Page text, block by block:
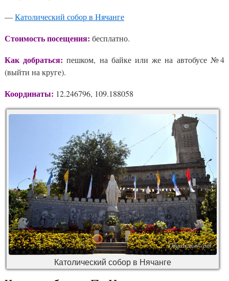
—Католический собор в Нячанге
Стоимость посещения: бесплатно.
Как добраться: пешком, на байке или же на автобусе №4
(выйти на круге).
Координаты: 12.246796, 109.188058
Католический собор в Нячанге